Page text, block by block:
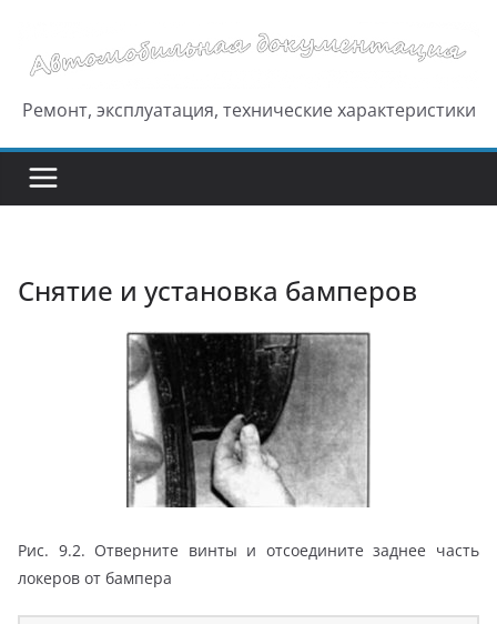
содержимому
Ремонт, эксплуатация, технические характеристики
Снятие и установка бамперов
Рис. 9.2. Отверните винты и отсоедините заднее часть
локеров от бампера